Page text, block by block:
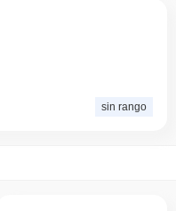
sin rango